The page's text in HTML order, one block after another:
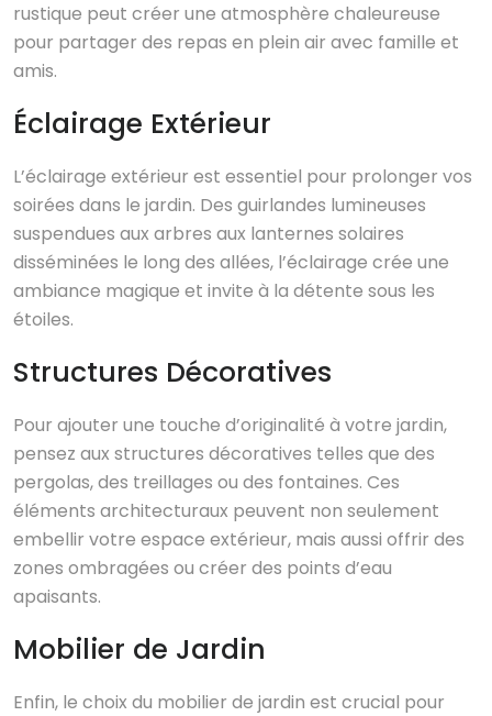
rustique peut créer une atmosphère chaleureuse
pour partager des repas en plein air avec famille et
amis.
Éclairage Extérieur
L’éclairage extérieur est essentiel pour prolonger vos
soirées dans le jardin. Des guirlandes lumineuses
suspendues aux arbres aux lanternes solaires
disséminées le long des allées, l’éclairage crée une
ambiance magique et invite à la détente sous les
étoiles.
Structures Décoratives
Pour ajouter une touche d’originalité à votre jardin,
pensez aux structures décoratives telles que des
pergolas, des treillages ou des fontaines. Ces
éléments architecturaux peuvent non seulement
embellir votre espace extérieur, mais aussi offrir des
zones ombragées ou créer des points d’eau
apaisants.
Mobilier de Jardin
Enfin, le choix du mobilier de jardin est crucial pour